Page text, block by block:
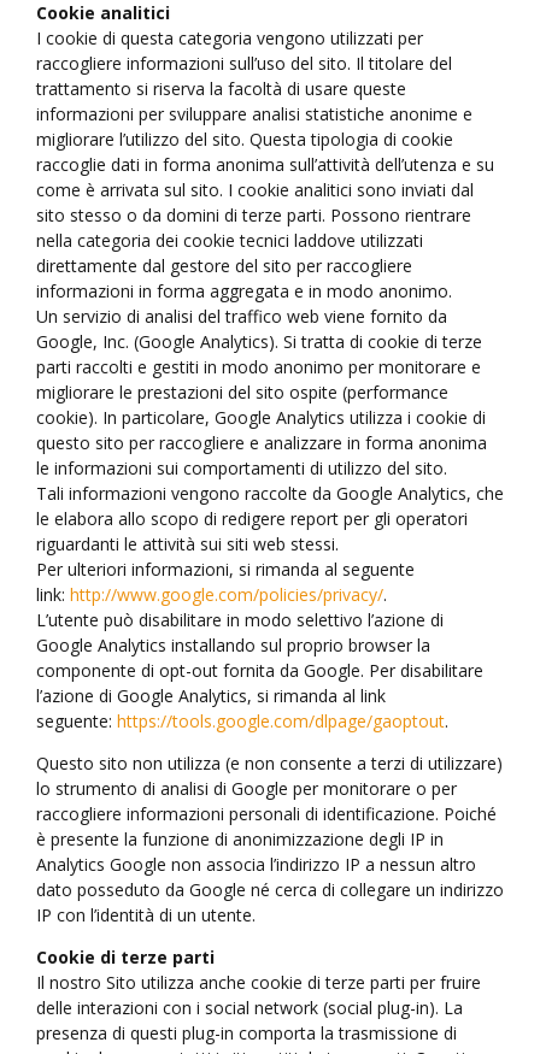
Cookie analitici
I cookie di questa categoria vengono utilizzati per
raccogliere informazioni sull’uso del sito. Il titolare del
trattamento si riserva la facoltà di usare queste
informazioni per sviluppare analisi statistiche anonime e
migliorare l’utilizzo del sito. Questa tipologia di cookie
raccoglie dati in forma anonima sull’attività dell’utenza e su
come è arrivata sul sito. I cookie analitici sono inviati dal
sito stesso o da domini di terze parti. Possono rientrare
nella categoria dei cookie tecnici laddove utilizzati
direttamente dal gestore del sito per raccogliere
informazioni in forma aggregata e in modo anonimo.
Un servizio di analisi del traffico web viene fornito da
Google, Inc. (Google Analytics). Si tratta di cookie di terze
parti raccolti e gestiti in modo anonimo per monitorare e
migliorare le prestazioni del sito ospite (performance
cookie). In particolare, Google Analytics utilizza i cookie di
questo sito per raccogliere e analizzare in forma anonima
le informazioni sui comportamenti di utilizzo del sito.
Tali informazioni vengono raccolte da Google Analytics, che
le elabora allo scopo di redigere report per gli operatori
riguardanti le attività sui siti web stessi.
Per ulteriori informazioni, si rimanda al seguente
link: http://www.google.com/policies/privacy/.
L’utente può disabilitare in modo selettivo l’azione di
Google Analytics installando sul proprio browser la
componente di opt-out fornita da Google. Per disabilitare
l’azione di Google Analytics, si rimanda al link
seguente: https://tools.google.com/dlpage/gaoptout.
Questo sito non utilizza (e non consente a terzi di utilizzare)
lo strumento di analisi di Google per monitorare o per
raccogliere informazioni personali di identificazione. Poiché
è presente la funzione di anonimizzazione degli IP in
Analytics Google non associa l’indirizzo IP a nessun altro
dato posseduto da Google né cerca di collegare un indirizzo
IP con l’identità di un utente.
Cookie di terze parti
Il nostro Sito utilizza anche cookie di terze parti per fruire
delle interazioni con i social network (social plug-in). La
presenza di questi plug-in comporta la trasmissione di